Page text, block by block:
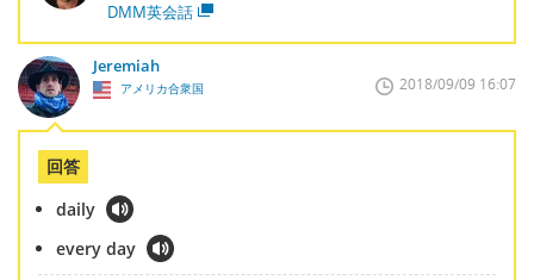
DMM英会話
Jeremiah
アメリカ合衆国 2018/09/09 16:07
回答
daily
every day